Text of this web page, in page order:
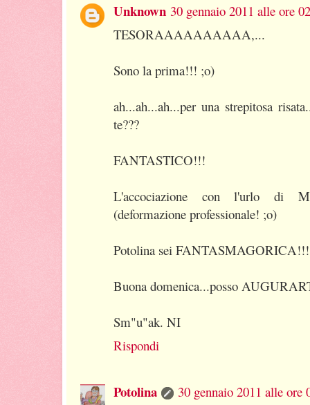
Unknown 30 gennaio 2011 alle ore
TESORAAAAAAAAAA,...
Sono la prima!!! ;o)
ah...ah...ah...per una strepitosa
te???
FANTASTICO!!!
L'accociazione con l'urlo di
(deformazione professionale! ;o)
Potolina sei
Buona domenica...posso
Sm"u"ak. NI
Rispondi
Potolina
30 gennaio 2011 alle ore